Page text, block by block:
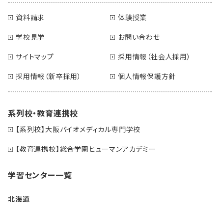
資料請求
体験授業
学校見学
お問い合わせ
サイトマップ
採用情報（社会人採用）
採用情報（新卒採用）
個人情報保護方針
系列校・教育連携校
【系列校】大阪バイオメディカル専門学校
【教育連携校】総合学園ヒューマンアカデミー
学習センター一覧
北海道